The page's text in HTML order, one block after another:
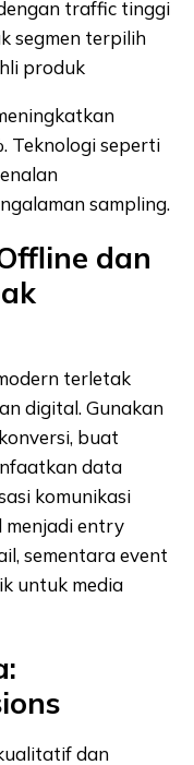
traffic tinggi
segmen terpilih
produk
Teknologi seperti
sampling.
dan
terletak
digital. Gunakan
buat
data
komunikasi
menjadi entry
sementara event
untuk media
dan